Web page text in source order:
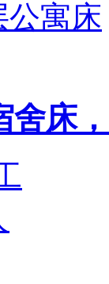
舍床